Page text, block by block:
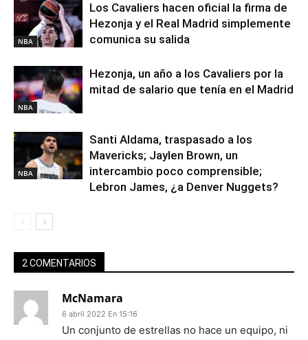
NBA
Los Cavaliers hacen oficial la firma de
Hezonja y el Real Madrid simplemente
comunica su salida
NBA
Hezonja, un año a los Cavaliers por la
mitad de salario que tenía en el Madrid
NBA
Santi Aldama, traspasado a los
Mavericks; Jaylen Brown, un
intercambio poco comprensible;
Lebron James, ¿a Denver Nuggets?
2 COMENTARIOS
McNamara
6 abril 2022 En 15:16
Un conjunto de estrellas no hace un equipo, ni